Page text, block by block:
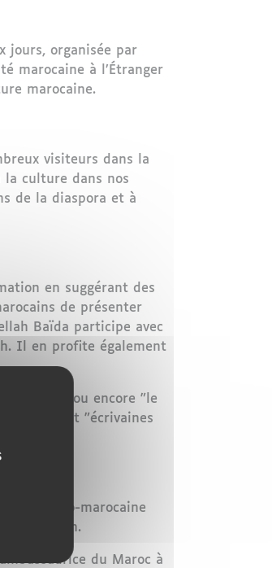
jours, organisée par
marocaine à l’Étranger
marocaine.
visiteurs dans la
la culture dans nos
de la diaspora et à
en suggérant des
de présenter
Baïda participe avec
Il en profite également
en exil" ou encore "le
et "écrivaines
franco-marocaine
exposition.
du Maroc à